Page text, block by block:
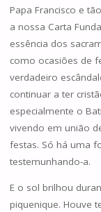
Papa Francisco e
a nossa Carta
essência dos
como ocasiões de
verdadeiro
continuar a ter
especialmente o
vivendo em união
festas. Só há uma
testemunhando-a.
E o sol brilhou
piquenique. Houve